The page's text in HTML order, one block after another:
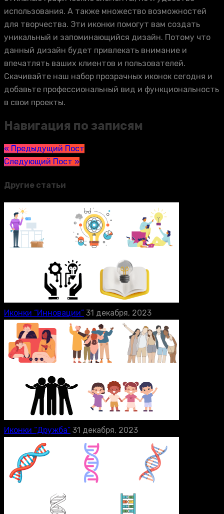
использования. А также множество возможностей
для творчества. Эти иконки помогут вам создать
уникальный и запоминающийся дизайн. Потому что
данный дизайн будет привлекать внимание и
впечатлять ваших клиентов и пользователей.
Скачивайте наш набор прозрачных иконок сегодня и
добавьте профессиональный вид и функциональность
в свои проекты.
Навигация по записям
« Предыдущий Пост
Следующий Пост »
Другие статьи
Иконки “Инновации” 31 декабря, 2023
Иконки “Дружба” 31 декабря, 2023